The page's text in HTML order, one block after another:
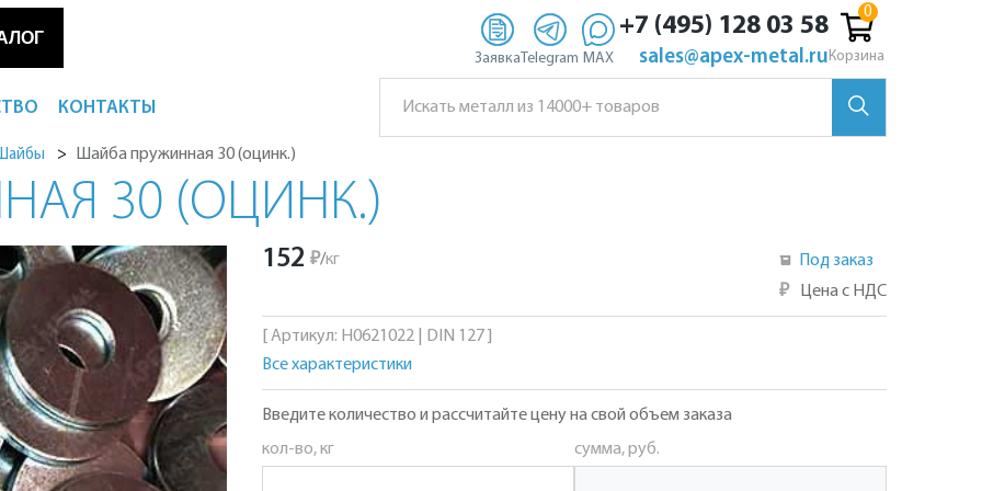
Заявка Telegram MAX
+7 (495) 128 03 58
sales@apex-metal.ru Корзина
КОНТАКТЫ
Шайба пружинная 30 (оцинк.)
30 (ОЦИНК.)
152 ₽/кг
Под заказ
₽
Цена с НДС
[ Артикул: Н0621022 | DIN 127 ]
Все характеристики
Введите количество и рассчитайте цену на свой объем заказа
кол-во, кг
сумма, руб.